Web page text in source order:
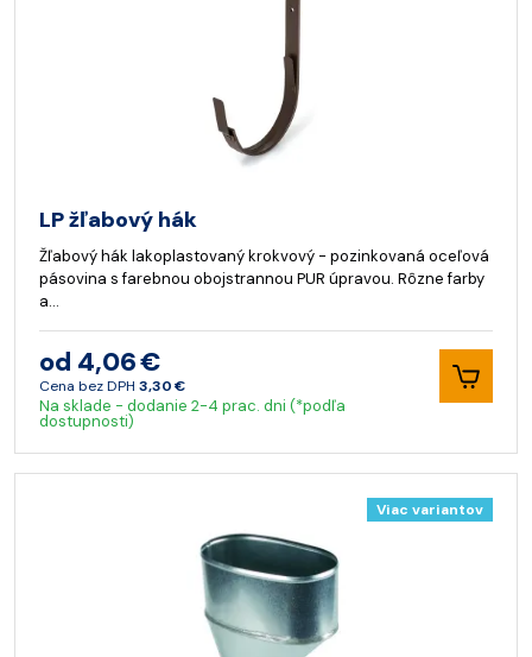
LP žľabový hák
Žľabový hák lakoplastovaný krokvový - pozinkovaná oceľová
pásovina s farebnou obojstrannou PUR úpravou. Rôzne farby
a…
od 4,06 €
Cena bez DPH 3,30 €
Na sklade - dodanie 2-4 prac. dni (*podľa
dostupnosti)
Viac variantov